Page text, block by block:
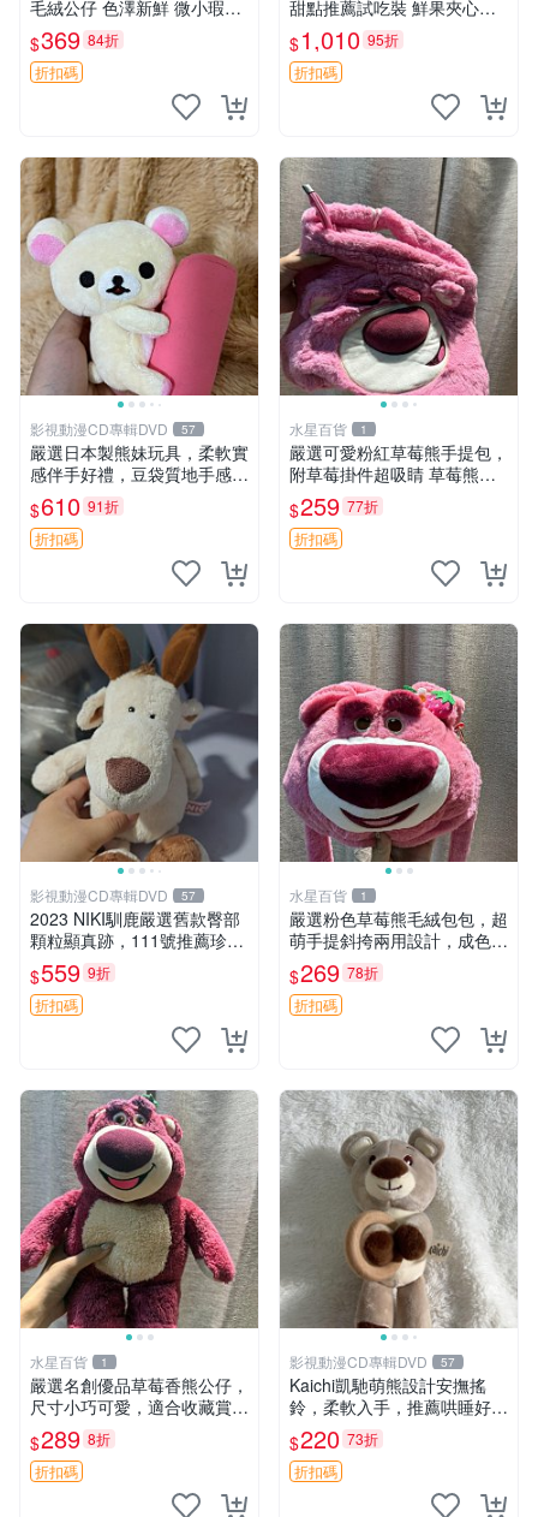
毛絨公仔 色澤新鮮 微小瑕疵
可收藏 中古 安撫熊 條紋公仔
$369 84折
折扣碼
甜點推薦試吃裝 鮮果夾心糖
果，甜蜜滋味享不停 薄荷草
莓 奶油心 60粒 mini小甜心糖
果，水果味夾心零食裝 心形
$1,010 95折
折扣碼
影視動漫CD專輯DVD 57
嚴選日本製熊妹玩具，柔軟實
感伴手好禮，豆袋質地手感
佳，抱枕小熊 recom 推薦 白
色豆袋 玩具
$610 91折
折扣碼
水星百貨 1
嚴選可愛粉紅草莓熊手提包，
附草莓掛件超吸睛 草莓熊手
提包 草莓掛件 可愛portunes
e
$259 77折
折扣碼
影視動漫CD專輯DVD 57
2023 NIKI馴鹿嚴選舊款臀部
顆粒顯真跡，111號推薦珍藏
品 馴鹿 舊款 尾巴顆粒
$559 9折
折扣碼
水星百貨 1
嚴選粉色草莓熊毛絨包包，超
萌手提斜挎兩用設計，成色上
佳容量大 粉紅草莓 毛絨包 超
大容量
$269 78折
折扣碼
水星百貨 1
嚴選名創優品草莓香熊公仔，
尺寸小巧可愛，適合收藏賞玩
30cm 玩具 公仔 草莓熊
$289 8折
折扣碼
影視動漫CD專輯DVD 57
Kaichi凱馳萌熊設計安撫搖
鈴，柔軟入手，推薦哄睡好選
擇 熊公仔 安撫玩具 喂食環
$220 73折
折扣碼